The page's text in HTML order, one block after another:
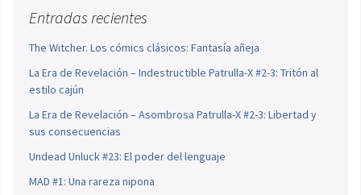
Entradas recientes
The Witcher. Los cómics clásicos: Fantasía añeja
La Era de Revelación – Indestructible Patrulla-X #2-3: Tritón al
estilo cajún
La Era de Revelación – Asombrosa Patrulla-X #2-3: Libertad y
sus consecuencias
Undead Unluck #23: El poder del lenguaje
MAD #1: Una rareza nipona